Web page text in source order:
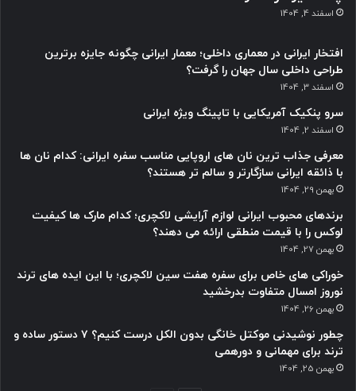
اسفند 4, 1404
افتخار ایرانی در معماری داخلی؛ معمار ایرانی چگونه جایزه برترین
طراحی داخلی سال جهان را گرفت؟
اسفند 3, 1404
سرو پنکیک آمریکایی با تاپینگ ویژه ایرانی
اسفند 2, 1404
معرفی جذاب ترین نان های اروپایی مناسب سفره ایرانی: کدام نان ها
با ذائقه ایرانی سازگارتر و سالم تر هستند؟
بهمن 29, 1404
برندهای محبوب ایرانی لوازم آرایشی لاکچری؛ کدام مارک ها کیفیت
لوکس را با قیمت منطقی ارائه می دهند؟
بهمن 27, 1404
خوراکی های خاص برای سفره هفت سین لاکچری؛ با این ایده های ترند
نوروز امسال متفاوت بدرخشید
بهمن 26, 1404
چطور نوشیدنی موکتل خانگی بدون الکل درست کنیم؟ ۷ دستور ساده و
ترند برای مهمانی و دورهمی
بهمن 25, 1404